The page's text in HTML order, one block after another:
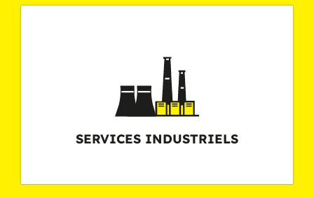
SERVICES INDUSTRIELS